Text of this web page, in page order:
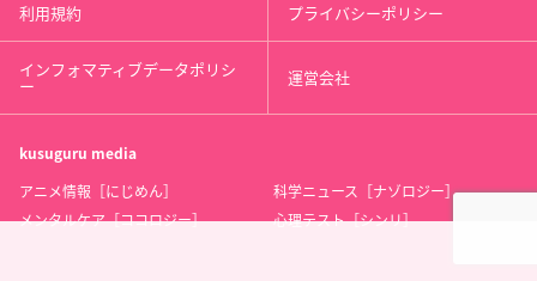
利用規約 プライバシーポリシー
インフォマティブデータポリシ
ー 運営会社
kusuguru media
アニメ情報［にじめん］
科学ニュース［ナゾロジー］
メンタルケア［ココロジー］
心理テスト［シンリ］